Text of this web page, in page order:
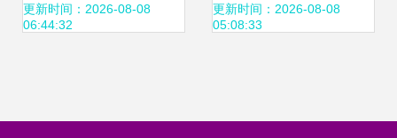
造工艺探究
更新时间：2026-08-08
06:44:32
芒
更新时间：2026-08-08
05:08:33